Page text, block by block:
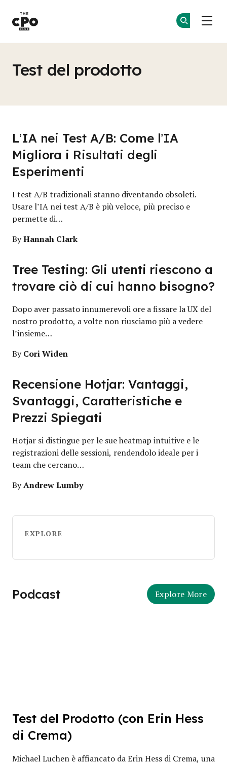
Test del prodotto
L’IA nei Test A/B: Come l’IA
Migliora i Risultati degli
Esperimenti
I test A/B tradizionali stanno diventando obsoleti.
Usare l’IA nei test A/B è più veloce, più preciso e
permette di…
ByHannah Clark
Tree Testing: Gli utenti riescono a
trovare ciò di cui hanno bisogno?
Dopo aver passato innumerevoli ore a fissare la UX del
nostro prodotto, a volte non riusciamo più a vedere
l’insieme…
By Cori Widen
Recensione Hotjar: Vantaggi,
Svantaggi, Caratteristiche e
Prezzi Spiegati
Hotjar si distingue per le sue heatmap intuitive e le
registrazioni delle sessioni, rendendolo ideale per i
team che cercano…
ByAndrew Lumby
EXPLORE
Podcast Explore More
Test del Prodotto (con Erin Hess
di Crema)
Michael Luchen è affiancato da Erin Hess di Crema, una